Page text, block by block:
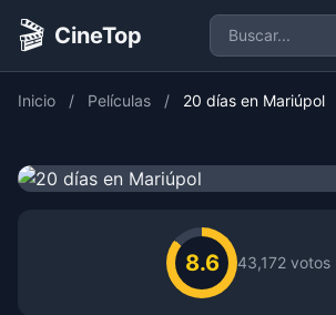
🎬 CineTop
Inicio / Películas / 20 días en Mariúpol
8.6 43,172 votos